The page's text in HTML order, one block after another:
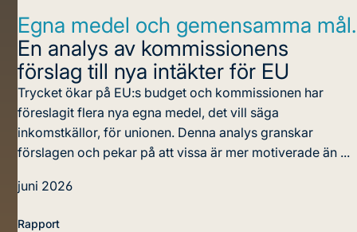
Egna medel och gemensamma mål.
En analys av kommissionens
förslag till nya intäkter för EU
Trycket ökar på EU:s budget och kommissionen har
föreslagit flera nya egna medel, det vill säga
inkomstkällor, för unionen. Denna analys granskar
förslagen och pekar på att vissa är mer motiverade än ...
juni 2026
Rapport